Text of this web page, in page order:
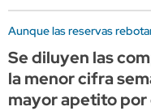
Aunque las reservas
Se diluyen las
la menor cifra
mayor apetito por